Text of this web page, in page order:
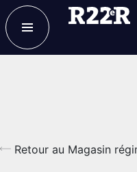
Retour au Magasin